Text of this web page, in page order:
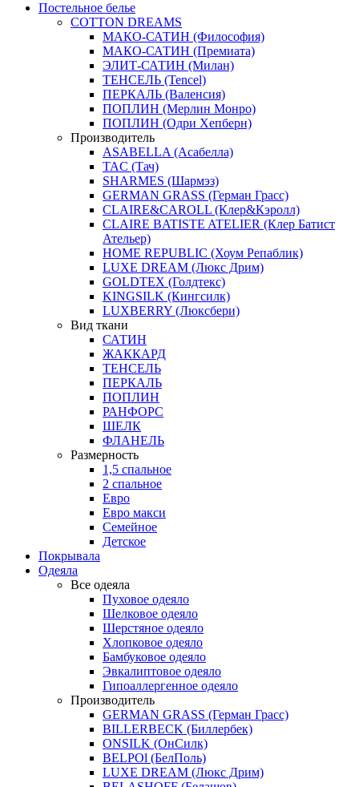
Постельное белье
COTTON DREAMS
МАКО-САТИН (Философия)
МАКО-САТИН (Премиата)
ЭЛИТ-САТИН (Милан)
ТЕНСЕЛЬ (Tencel)
ПЕРКАЛЬ (Валенсия)
ПОПЛИН (Мерлин Монро)
ПОПЛИН (Одри Хепберн)
Производитель
ASABELLA (Асабелла)
TAC (Тач)
SHARMES (Шармэз)
GERMAN GRASS (Герман Грасс)
CLAIRE&CAROLL (Клер&Кэролл)
CLAIRE BATISTE ATELIER (Клер Батист
Ательер)
HOME REPUBLIC (Хоум Репаблик)
LUXE DREAM (Люкс Дрим)
GOLDTEX (Голдтекс)
KINGSILK (Кингсилк)
LUXBERRY (Люксбери)
Вид ткани
САТИН
ЖАККАРД
ТЕНСЕЛЬ
ПЕРКАЛЬ
ПОПЛИН
РАНФОРС
ШЕЛК
ФЛАНЕЛЬ
Размерность
1,5 спальное
2 спальное
Евро
Евро макси
Семейное
Детское
Покрывала
Одеяла
Все одеяла
Пуховое одеяло
Шелковое одеяло
Шерстяное одеяло
Хлопковое одеяло
Бамбуковое одеяло
Эвкалиптовое одеяло
Гипоаллергенное одеяло
Производитель
GERMAN GRASS (Герман Грасс)
BILLERBECK (Биллербек)
ONSILK (ОнСилк)
BELPOl (БелПоль)
LUXE DREAM (Люкс Дрим)